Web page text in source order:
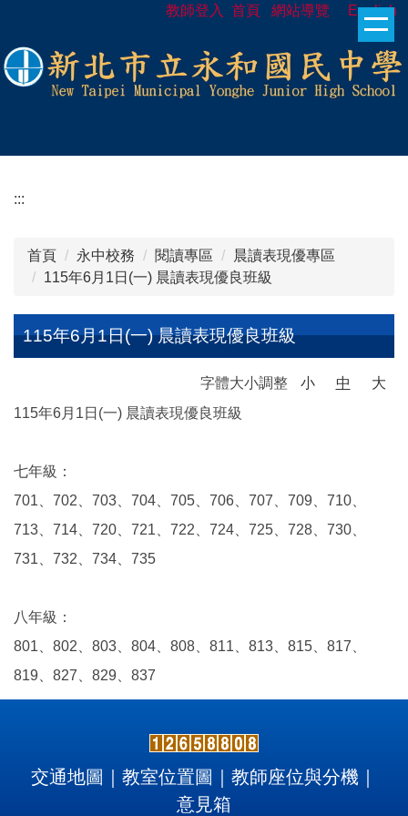
主
要
教師登入 首頁 網站導覽 English
:::
首頁 永中校務 閱讀專區
晨讀表現優專區
115年6月1日(一) 晨讀表現優良班級
115年6月1日(一) 晨讀表現優良班級
字體大小調整 小 中
大
115年6月1日(一) 晨讀表現優良班級
七年級：
701、702、703、704、705、706、707、709、710、
713、714、720、721、722、724、725、728、730、
731、732、734、735
八年級：
801、802、803、804、808、811、813、815、817、
819、827、829、837
交通地圖 ｜ 教室位置圖 ｜ 教師座位與分機 ｜
意見箱